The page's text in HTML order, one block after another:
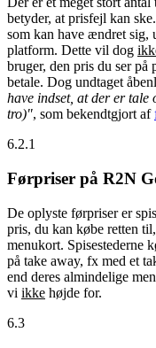
betyder, at prisfejl kan
som kan have ændret sig,
platform. Dette vil dog
bruger, den pris du ser
betale. Dog undtaget
have indset, at der er
tro)", som bekendtgjort af
6.2.1
Førpriser på R2N
De oplyste førpriser er
pris, du kan købe retten
menukort. Spisestederne
på take away, fx med et
end deres almindelige
vi ikke højde for.
6.3